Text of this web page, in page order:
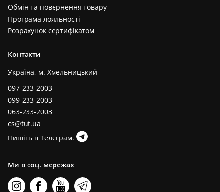
Обмін та повернення товару
Програма лояльності
Розрахунок сертифікатом
Контакти
Україна, м. Хмельницький
097-233-2003
099-233-2003
063-233-2003
cs@tut.ua
Пишіть в Телеграм:
Ми в соц. мережах